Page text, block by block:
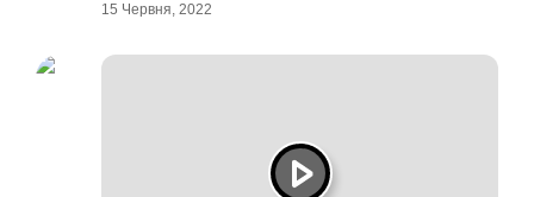
15 Червня, 2022